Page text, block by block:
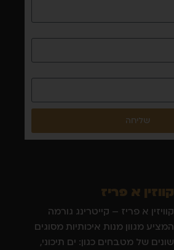
שליחה
קווזין א פריז
קוויזין א פריז – קייטרינג גורמה
המציע מגוון מנות איכותיות מסוגים
שונים של מטבחים כגון: ים תיכוני,